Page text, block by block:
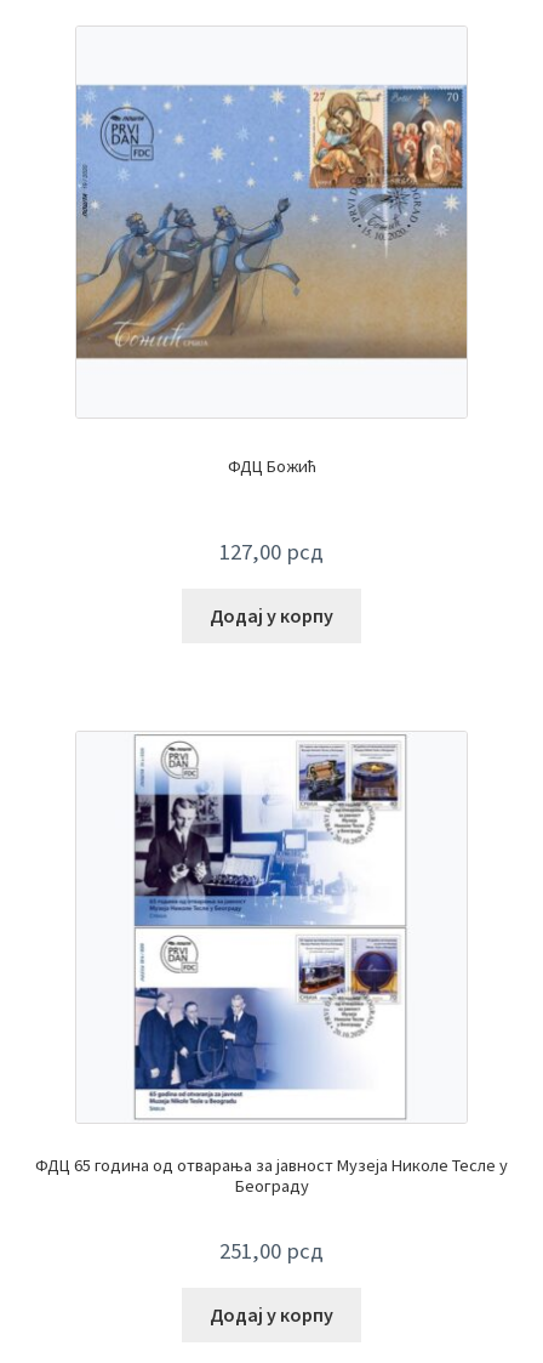
ФДЦ Божић
127,00 рсд
Додај у корпу
ФДЦ 65 година од отварања за јавност Музеја Николе Тесле у
Београду
251,00 рсд
Додај у корпу